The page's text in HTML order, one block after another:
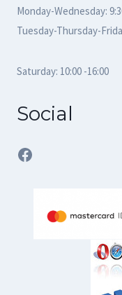
Monday-Wednesday:
Tuesday-Thursday-
Saturday: 10:00 -16:00
Social
Facebook